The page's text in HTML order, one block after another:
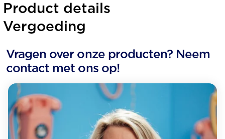
Product details
Vergoeding
Vragen over onze producten? Neem
contact met ons op!